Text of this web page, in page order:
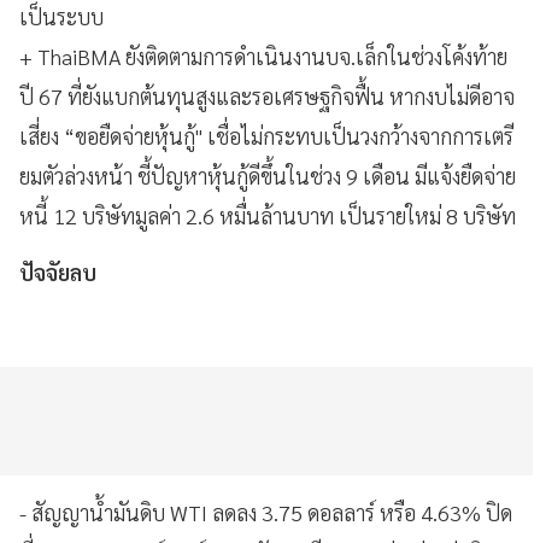
เป็นระบบ
+ ThaiBMA ยังติดตามการดำเนินงานบจ.เล็กในช่วงโค้งท้าย
ปี 67 ที่ยังแบกต้นทุนสูงและรอเศรษฐกิจฟื้น หากงบไม่ดีอาจ
เสี่ยง “ขอยืดจ่ายหุ้นกู้" เชื่อไม่กระทบเป็นวงกว้างจากการเตรี
ยมตัวล่วงหน้า ชี้ปัญหาหุ้นกู้ดีขึ้นในช่วง 9 เดือน มีแจ้งยืดจ่าย
หนี้ 12 บริษัทมูลค่า 2.6 หมื่นล้านบาท เป็นรายใหม่ 8 บริษัท
ปัจจัยลบ
- สัญญาน้ำมันดิบ WTI ลดลง 3.75 ดอลลาร์ หรือ 4.63% ปิด